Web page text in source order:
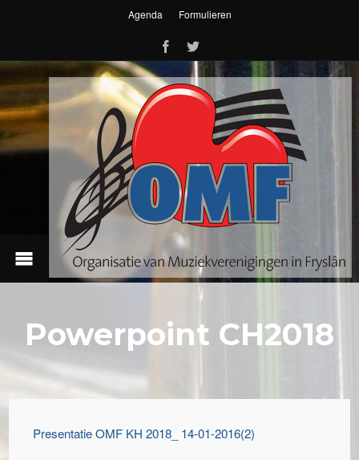
Agenda Formulieren
Powerpoint CH2018
Presentatie OMF KH 2018_ 14-01-2016(2)